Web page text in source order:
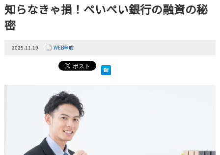
知らなきゃ損！ぺいぺい銀行の融資の秘
密
2025.11.19 WEB全般